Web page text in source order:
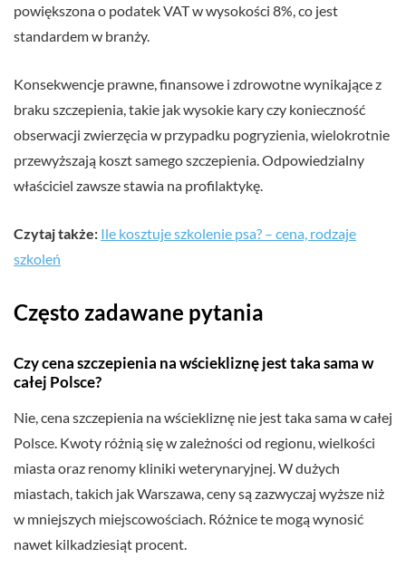
powiększona o podatek VAT w wysokości 8%, co jest
standardem w branży.
Konsekwencje prawne, finansowe i zdrowotne wynikające z
braku szczepienia, takie jak wysokie kary czy konieczność
obserwacji zwierzęcia w przypadku pogryzienia, wielokrotnie
przewyższają koszt samego szczepienia. Odpowiedzialny
właściciel zawsze stawia na profilaktykę.
Czytaj także: Ile kosztuje szkolenie psa? – cena, rodzaje
szkoleń
Często zadawane pytania
Czy cena szczepienia na wściekliznę jest taka sama w
całej Polsce?
Nie, cena szczepienia na wściekliznę nie jest taka sama w całej
Polsce. Kwoty różnią się w zależności od regionu, wielkości
miasta oraz renomy kliniki weterynaryjnej. W dużych
miastach, takich jak Warszawa, ceny są zazwyczaj wyższe niż
w mniejszych miejscowościach. Różnice te mogą wynosić
nawet kilkadziesiąt procent.